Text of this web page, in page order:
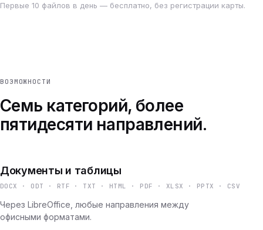
Первые 10 файлов в день — бесплатно, без регистрации карты.
ВОЗМОЖНОСТИ
Семь категорий, более
пятидесяти направлений.
Документы и таблицы
DOCX · ODT · RTF · TXT · HTML · PDF · XLSX · PPTX · CSV
Через LibreOffice, любые направления между
офисными форматами.